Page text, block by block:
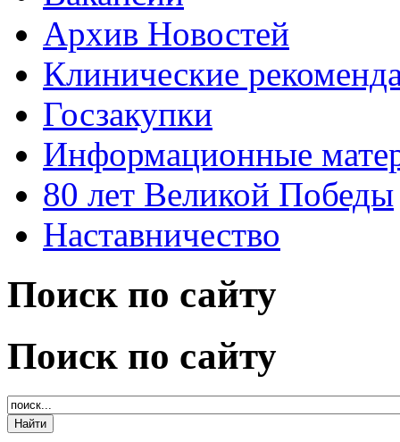
Архив Новостей
Клинические
Госзакупки
Информационные
80 лет Великой Победы
Наставничество
Поиск по сайту
Поиск по сайту